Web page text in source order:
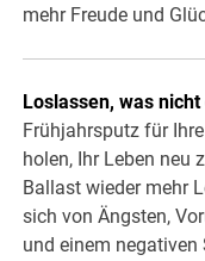
mehr Freude und
Loslassen, was
Frühjahrsputz für
holen, Ihr Leben neu
Ballast wieder mehr
sich von Ängsten,
und einem